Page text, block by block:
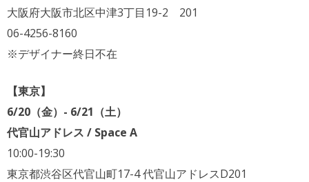
大阪府大阪市北区中津3丁目19-2 201
06-4256-8160
※デザイナー終日不在
【東京】
6/20（金）- 6/21（土）
代官山アドレス / Space A
10:00-19:30
東京都渋谷区代官山町17-4 代官山アドレスD201